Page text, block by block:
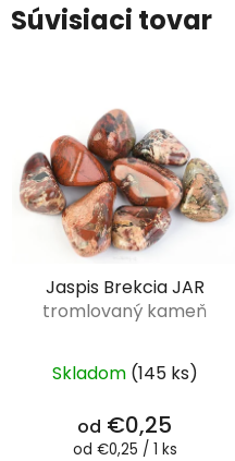
Súvisiaci tovar
Jaspis Brekcia JAR
tromlovaný kameň
Skladom (145 ks)
od €0,25
Jednotková
od €0,25 / 1 ks